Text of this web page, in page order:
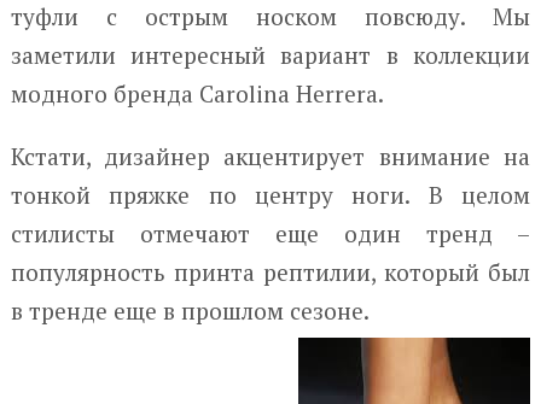
туфли с острым носком повсюду. Мы
заметили интересный вариант в коллекции
модного бренда Carolina Herrera.
Кстати, дизайнер акцентирует внимание на
тонкой пряжке по центру ноги. В целом
стилисты отмечают еще один тренд –
популярность принта рептилии, который был
в тренде еще в прошлом сезоне.